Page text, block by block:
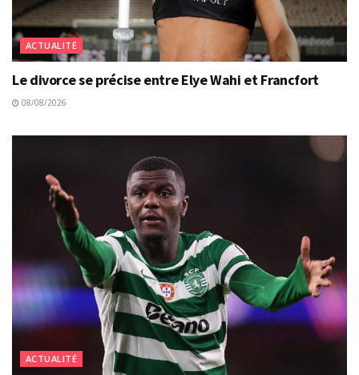
ACTUALITÉ
Le divorce se précise entre Elye Wahi et Francfort
08/08/2026
ACTUALITÉ